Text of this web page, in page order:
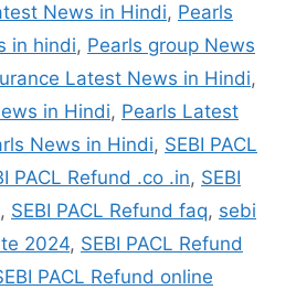
News in Hindi, Pearls
in hindi, Pearls group News
Latest News in Hindi,
in Hindi, Pearls Latest
News in Hindi, SEBI PACL
PACL Refund .co .in, SEBI
, SEBI PACL Refund faq, sebi
2024, SEBI PACL Refund
PACL Refund online